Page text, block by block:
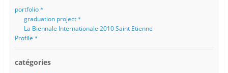
portfolio＊
graduation project＊
La Biennale Internationale 2010 Saint Etienne
Profile＊
catégories